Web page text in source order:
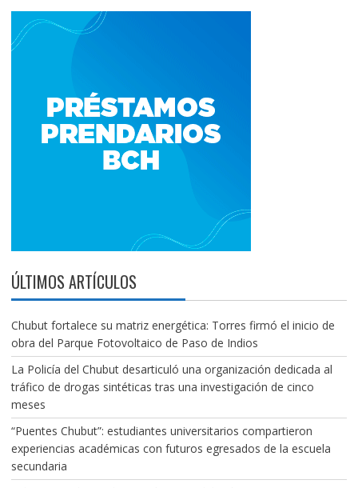
ÚLTIMOS ARTÍCULOS
Chubut fortalece su matriz energética: Torres firmó el inicio de
obra del Parque Fotovoltaico de Paso de Indios
La Policía del Chubut desarticuló una organización dedicada al
tráfico de drogas sintéticas tras una investigación de cinco
meses
“Puentes Chubut”: estudiantes universitarios compartieron
experiencias académicas con futuros egresados de la escuela
secundaria